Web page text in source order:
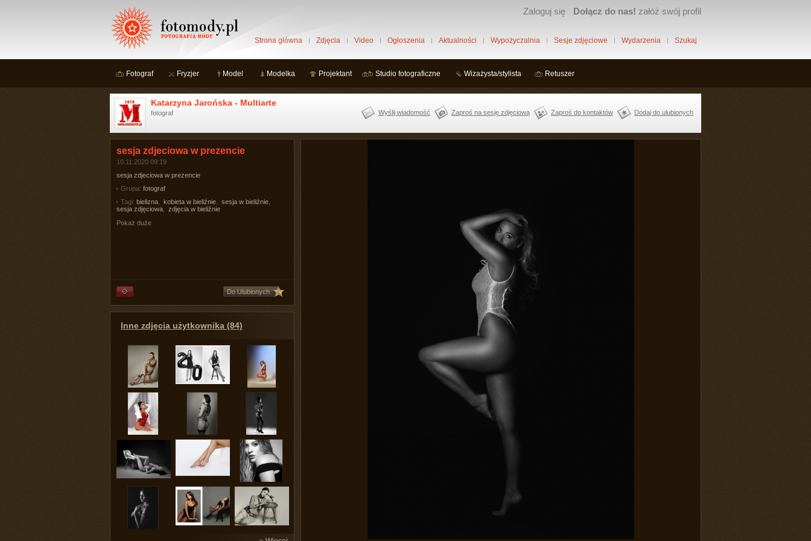
Zaloguj się Dołącz do nas! załóż swój profil
Strona główna Zdjęcia Video Ogłoszenia Aktualności Wypożyczalnia Sesje zdjęciowe Wydarzenia Szukaj
Fotograf Fryzjer Model Modelka Projektant Studio fotograficzne Wizażysta/stylista Retuszer
Katarzyna Jarońska - Multiarte
fotograf Wyślij wiadomość Zaproś na sesję zdjęciową Zaproś do kontaktów Dodaj do ulubionych
sesja zdjeciowa w prezencie
10.11.2020 09:19
sesja zdjeciowa w prezencie
Grupa: fotograf
Tagi: bielizna kobieta w bieliźnie sesja w bieliźnie
sesja zdjęciowa
zdjęcia w bieliźnie
Pokaż duże
Do Ulubionych
Inne zdjęcia użytkownika (84)